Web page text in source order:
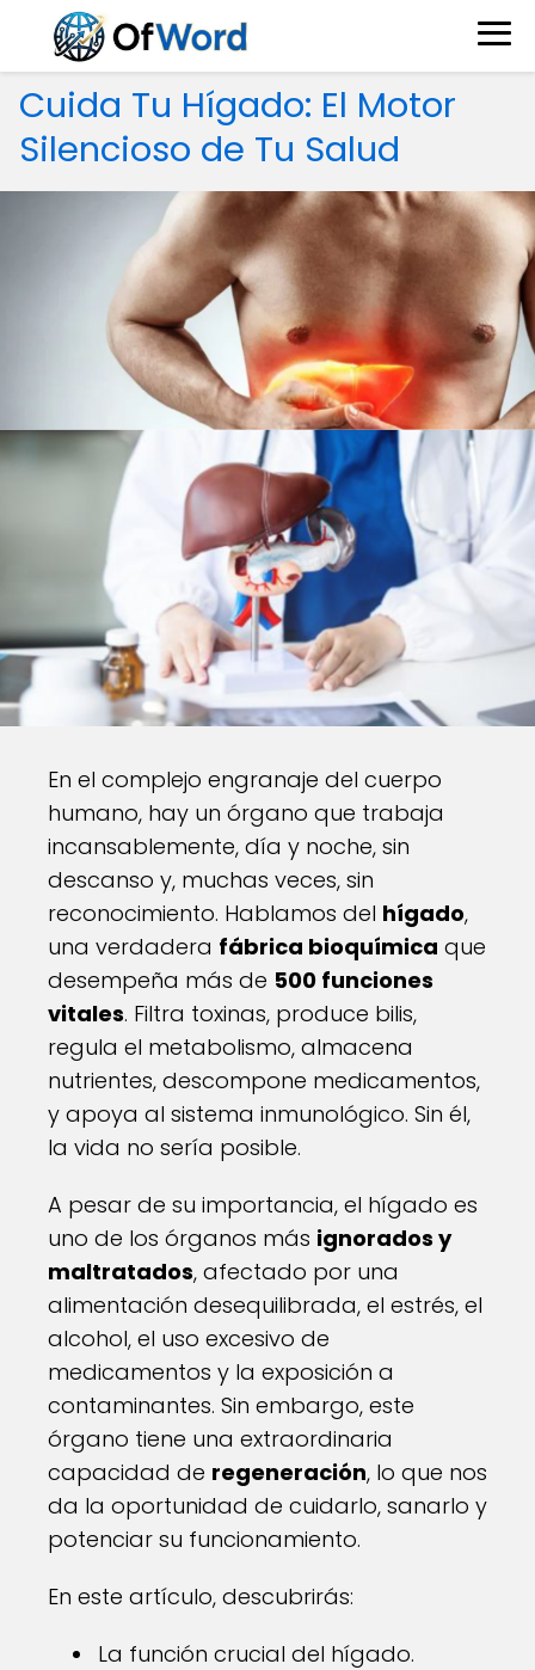
Cuida Tu Hígado: El Motor
Silencioso de Tu Salud
En el complejo engranaje del cuerpo
humano, hay un órgano que trabaja
incansablemente, día y noche, sin
descanso y, muchas veces, sin
reconocimiento. Hablamos del hígado,
una verdadera fábrica bioquímica que
desempeña más de 500 funciones
vitales. Filtra toxinas, produce bilis,
regula el metabolismo, almacena
nutrientes, descompone medicamentos,
y apoya al sistema inmunológico. Sin él,
la vida no sería posible.
A pesar de su importancia, el hígado es
uno de los órganos más ignorados y
maltratados, afectado por una
alimentación desequilibrada, el estrés, el
alcohol, el uso excesivo de
medicamentos y la exposición a
contaminantes. Sin embargo, este
órgano tiene una extraordinaria
capacidad de regeneración, lo que nos
da la oportunidad de cuidarlo, sanarlo y
potenciar su funcionamiento.
En este artículo, descubrirás:
La función crucial del hígado.